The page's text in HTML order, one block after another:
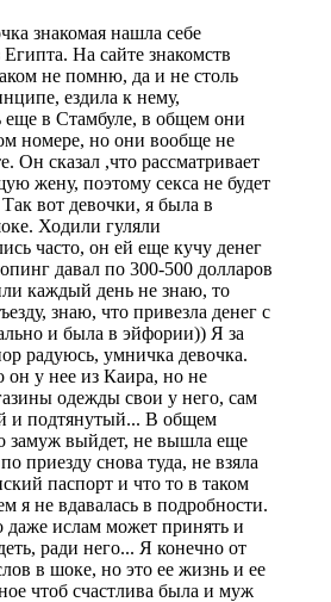
знакомая нашла себе
На сайте знакомств
не помню, да и не столь
ездила к нему,
еще в Стамбуле, в общем они
номере, но они вообще не
Он сказал ,что рассматривает
жену, поэтому секса не будет
вот девочки, я была в
Ходили гуляли
часто, он ей еще кучу денег
давал по 300-500 долларов
каждый день не знаю, то
знаю, что привезла денег с
и была в эйфории)) Я за
радуюсь, умничка девочка.
он у нее из Каира, но не
одежды свои у него, сам
и подтянутый... В общем
замуж выйдет, не вышла еще
приезду снова туда, не взяла
паспорт и что то в таком
я не вдавалась в подробности.
даже ислам может принять и
ради него... Я конечно от
в шоке, но это ее жизнь и ее
чтоб счастлива была и муж